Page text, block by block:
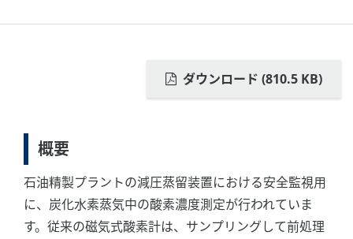
ダウンロード (810.5 KB)
概要
石油精製プラントの減圧蒸留装置における安全監視用
に、炭化水素蒸気中の酸素濃度測定が行われていま
す。従来の磁気式酸素計は、サンプリングして前処理